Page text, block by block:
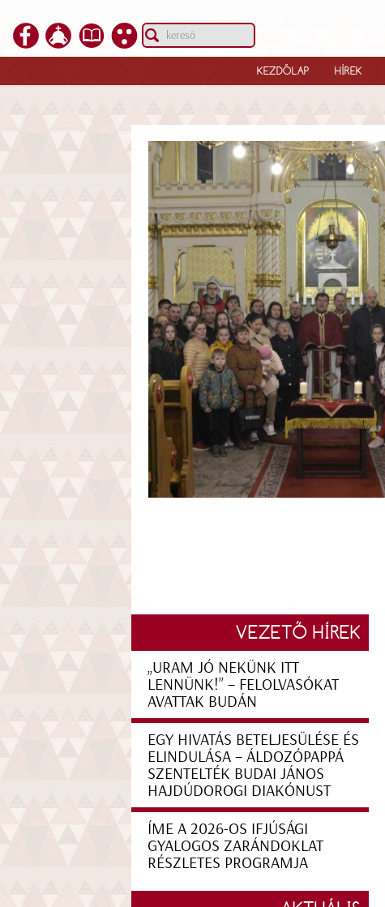
KEZDŐLAP HÍREK
VEZETŐ HÍREK
„URAM JÓ NEKÜNK ITT
LENNÜNK!” – FELOLVASÓKAT
AVATTAK BUDÁN
EGY HIVATÁS BETELJESÜLÉSE ÉS
ELINDULÁSA – ÁLDOZÓPAPPÁ
SZENTELTÉK BUDAI JÁNOS
HAJDÚDOROGI DIAKÓNUST
ÍME A 2026-OS IFJÚSÁGI
GYALOGOS ZARÁNDOKLAT
RÉSZLETES PROGRAMJA